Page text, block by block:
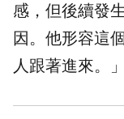
感，但後續發
因。他形容這
人跟著進來。」